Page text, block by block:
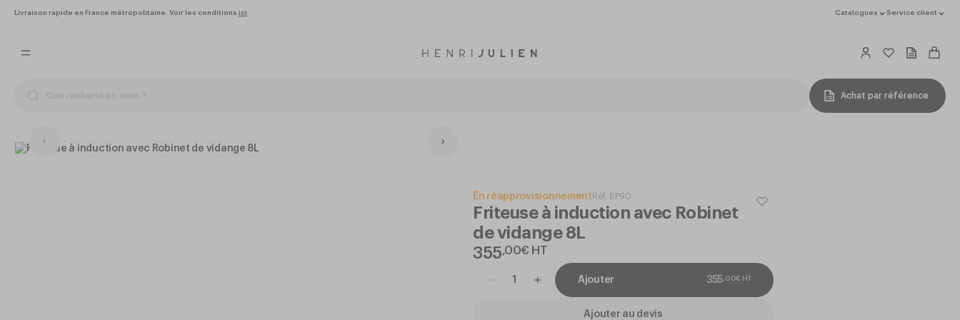
Livraison rapide en France métropolitaine. Voir les conditions ici . Catalogues Service client
Achat par référence
En réapprovisionnement Réf. BP90
Friteuse à induction avec Robinet
de vidange 8L
355,00€ HT
Ajouter 355 00€ HT
Ajouter au devis